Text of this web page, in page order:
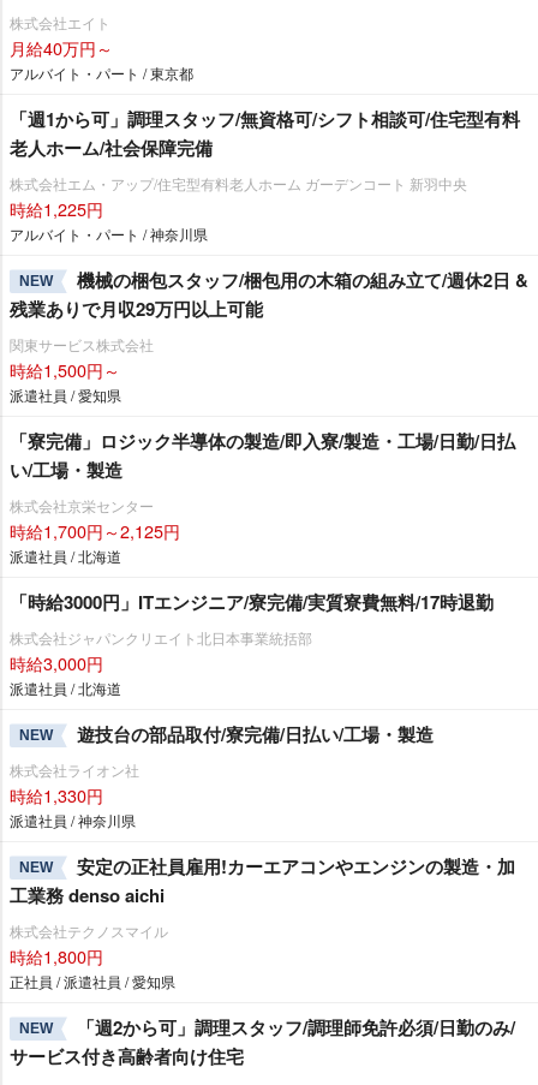
株式会社エイト
月給40万円～
アルバイト・パート / 東京都
「週1から可」調理スタッフ/無資格可/シフト相談可/住宅型有料
老人ホーム/社会保障完備
株式会社エム・アップ/住宅型有料老人ホーム ガーデンコート 新羽中央
時給1,225円
アルバイト・パート / 神奈川県
NEW
機械の梱包スタッフ/梱包用の木箱の組み立て/週休2日 &
残業ありで月収29万円以上可能
関東サービス株式会社
時給1,500円～
派遣社員 / 愛知県
「寮完備」ロジック半導体の製造/即入寮/製造・工場/日勤/日払
い/工場・製造
株式会社京栄センター
時給1,700円～2,125円
派遣社員 / 北海道
「時給3000円」ITエンジニア/寮完備/実質寮費無料/17時退勤
株式会社ジャパンクリエイト北日本事業統括部
時給3,000円
派遣社員 / 北海道
NEW 遊技台の部品取付/寮完備/日払い/工場・製造
株式会社ライオン社
時給1,330円
派遣社員 / 神奈川県
NEW
安定の正社員雇用!カーエアコンやエンジンの製造・加
工業務 denso aichi
株式会社テクノスマイル
時給1,800円
正社員 / 派遣社員 / 愛知県
NEW
「週2から可」調理スタッフ/調理師免許必須/日勤のみ/
サービス付き高齢者向け住宅